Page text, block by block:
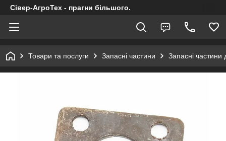
Сівер-АгроТех - прагни більшого.
Товари та послуги Запасні частини Запасні частини